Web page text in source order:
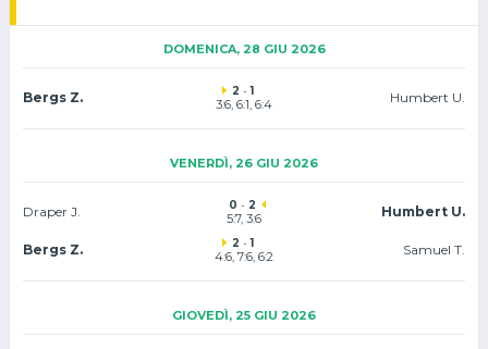
DOMENICA, 28 GIU 2026
Bergs Z. 2 -1
3:6, 6:1, 6:4 Humbert U.
VENERDÌ, 26 GIU 2026
Draper J. 0 - 2
5:7, 3:6 Humbert U.
Bergs Z. 2 -1
4:6, 7:6, 6:2 Samuel T.
GIOVEDÌ, 25 GIU 2026